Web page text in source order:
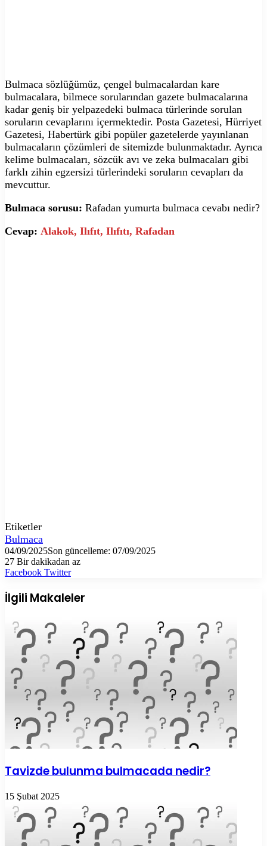
Bulmaca sözlüğümüz, çengel bulmacalardan kare
bulmacalara, bilmece sorularından gazete bulmacalarına
kadar geniş bir yelpazedeki bulmaca türlerinde sorulan
soruların cevaplarını içermektedir. Posta Gazetesi, Hürriyet
Gazetesi, Habertürk gibi popüler gazetelerde yayınlanan
bulmacaların çözümleri de sitemizde bulunmaktadır. Ayrıca
kelime bulmacaları, sözcük avı ve zeka bulmacaları gibi
farklı zihin egzersizi türlerindeki soruların cevapları da
mevcuttur.
Bulmaca sorusu: Rafadan yumurta bulmaca cevabı nedir?
Cevap: Alakok, Ilıfıt, Ilıfıtı, Rafadan
Etiketler
Bulmaca
04/09/2025Son güncelleme: 07/09/2025
27 Bir dakikadan az
Facebook TwitterLinkedIn
Tumblr
Pinterest
Reddit
VKontakte
E-
ile
paylaş
Yazdır
İlgili Makaleler
Tavizde bulunma bulmacada nedir?
15 Şubat 2025